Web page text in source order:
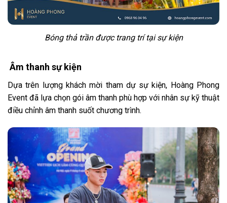
Bóng thả trần được trang trí tại sự kiện
Âm thanh sự kiện
Dựa trên lượng khách mời tham dự sự kiện, Hoàng Phong
Event đã lựa chọn gói âm thanh phù hợp với nhân sự kỹ thuật
điều chỉnh âm thanh suốt chương trình.